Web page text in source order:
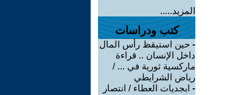
المزيد.....
كتب ودراسات
- حين استيقظ رأس المال
داخل الإنسان .. قراءة
ماركسية ثورية في ... /
رياض الشرايطي
- ابجديات العطاء / انتصار